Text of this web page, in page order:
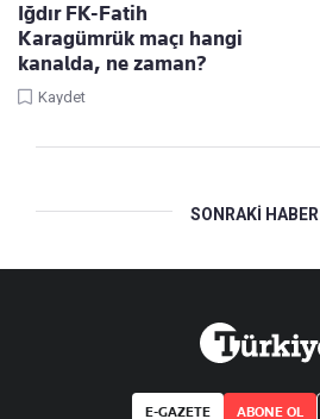
Iğdır FK-Fatih
Karagümrük maçı hangi
kanalda, ne zaman?
Kaydet
SONRAKİ HABER
E-GAZETE ABONE OL